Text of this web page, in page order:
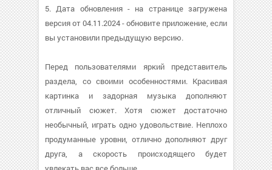
5. Дата обновления - на странице загружена
версия от 04.11.2024 - обновите приложение, если
вы установили предыдущую версию.
Перед пользователями яркий представитель
раздела, со своими особенностями. Красивая
картинка и задорная музыка дополняют
отличный сюжет. Хотя сюжет достаточно
необычный, играть одно удовольствие. Неплохо
продуманные уровни, отлично дополняют друг
друга, а скорость происходящего будет